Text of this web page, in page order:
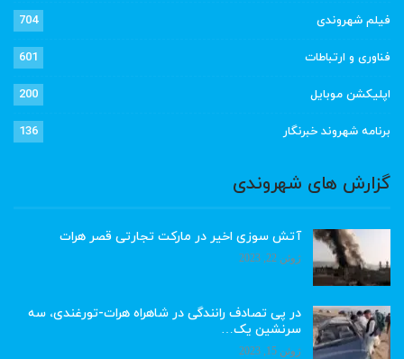
فیلم شهروندی 704
فناوری و ارتباطات 601
اپلیکشن موبایل 200
برنامه شهروند خبرنگار 136
گزارش های شهروندی
آتش سوزی اخیر در مارکت تجارتی قصر هرات
ژوئن 22, 2023
در پی تصادف رانندگی در شاهراه هرات-تورغندی، سه
سرنشین یک…
ژوئن 15, 2023